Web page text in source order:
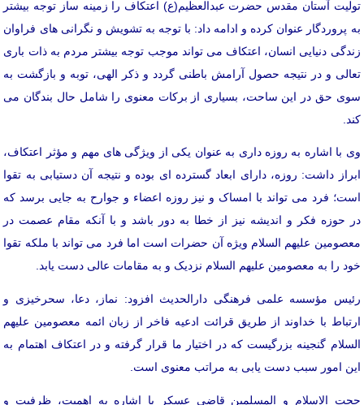
تولیت آستان مقدس حضرت عبدالعظیم(ع) اعتکاف را زمینه ساز توجه بیشتر
به پروردگار عنوان کرده و ادامه داد: با توجه به تشویش و نگرانی های فراوان
زندگی دنیایی انسان، اعتکاف می تواند موجب توجه بیشتر مردم به ذات باری
تعالی و در نتیجه حصول آرامش باطنی گردد و ذکر الهی، توبه و بازگشت به
سوی حق در این ساحت، بسیاری از برکات معنوی را شامل حال بندگان می
کند.
وی با اشاره به روزه داری به عنوان یکی از ویژگی های مهم و مؤثر اعتکاف،
ابراز داشت: روزه، دارای ابعاد گسترده ای بوده و نتیجه آن دستیابی به تقوا
است؛ فرد می تواند با امساک و نیز روزه اعضاء و جوارح به جایی برسد که
در حوزه فکر و اندیشه نیز از خطا به دور باشد و با آنکه مقام عصمت در
معصومین علیهم السلام ویژه آن حضرات است اما فرد می تواند با ملکه تقوا
خود را به معصومین علیهم السلام نزدیک و به مقامات عالی دست یابد.
رئیس مؤسسه علمی فرهنگی دارالحدیث افزود: نماز، دعا، سحرخیزی و
ارتباط با خداوند از طریق قرائت ادعیه فاخر از زبان ائمه معصومین علیهم
السلام گنجینه بزرگیست که در اختیار ما قرار گرفته و در اعتکاف اهتمام به
این امور سبب دست یابی به مراتب معنوی است.
حجت الاسلام و المسلمین قاضی عسکر با اشاره به اهمیت، ظرفیت و